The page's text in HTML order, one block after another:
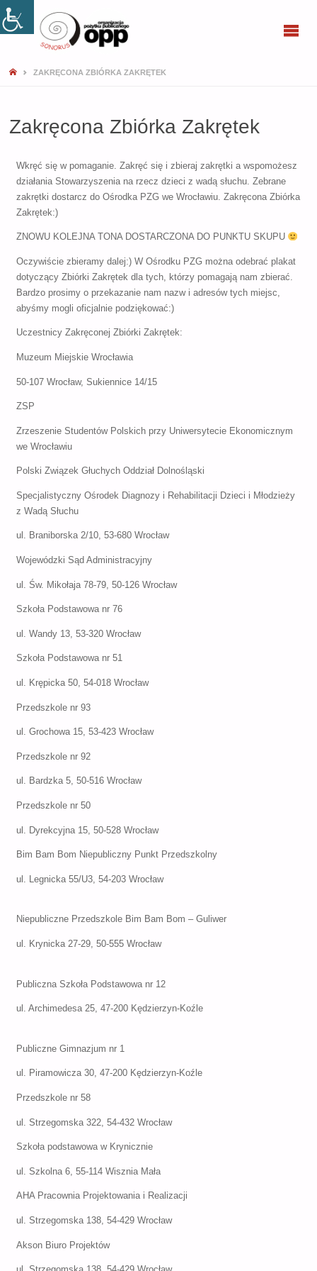
ZAKRĘCONA ZBIÓRKA ZAKRĘTEK
Zakręcona Zbiórka Zakrętek
Wkręć się w pomaganie. Zakręć się i zbieraj zakrętki a wspomożesz
działania Stowarzyszenia na rzecz dzieci z wadą słuchu. Zebrane
zakrętki dostarcz do Ośrodka PZG we Wrocławiu. Zakręcona Zbiórka
Zakrętek:)
ZNOWU KOLEJNA TONA DOSTARCZONA DO PUNKTU SKUPU
Oczywiście zbieramy dalej:) W Ośrodku PZG można odebrać plakat
dotyczący Zbiórki Zakrętek dla tych, którzy pomagają nam zbierać.
Bardzo prosimy o przekazanie nam nazw i adresów tych miejsc,
abyśmy mogli oficjalnie podziękować:)
Uczestnicy Zakręconej Zbiórki Zakrętek:
Muzeum Miejskie Wrocławia
50-107 Wrocław, Sukiennice 14/15
ZSP
Zrzeszenie Studentów Polskich przy Uniwersytecie Ekonomicznym
we Wrocławiu
Polski Związek Głuchych Oddział Dolnośląski
Specjalistyczny Ośrodek Diagnozy i Rehabilitacji Dzieci i Młodzieży
z Wadą Słuchu
ul. Braniborska 2/10, 53-680 Wrocław
Wojewódzki Sąd Administracyjny
ul. Św. Mikołaja 78-79, 50-126 Wrocław
Szkoła Podstawowa nr 76
ul. Wandy 13, 53-320 Wrocław
Szkoła Podstawowa nr 51
ul. Krępicka 50, 54-018 Wrocław
Przedszkole nr 93
ul. Grochowa 15, 53-423 Wrocław
Przedszkole nr 92
ul. Bardzka 5, 50-516 Wrocław
Przedszkole nr 50
ul. Dyrekcyjna 15, 50-528 Wrocław
Bim Bam Bom Niepubliczny Punkt Przedszkolny
ul. Legnicka 55/U3, 54-203 Wrocław
Niepubliczne Przedszkole Bim Bam Bom – Guliwer
ul. Krynicka 27-29, 50-555 Wrocław
Publiczna Szkoła Podstawowa nr 12
ul. Archimedesa 25, 47-200 Kędzierzyn-Koźle
Publiczne Gimnazjum nr 1
ul. Piramowicza 30, 47-200 Kędzierzyn-Koźle
Przedszkole nr 58
ul. Strzegomska 322, 54-432 Wrocław
Szkoła podstawowa w Krynicznie
ul. Szkolna 6, 55-114 Wisznia Mała
AHA Pracownia Projektowania i Realizacji
ul. Strzegomska 138, 54-429 Wrocław
Akson Biuro Projektów